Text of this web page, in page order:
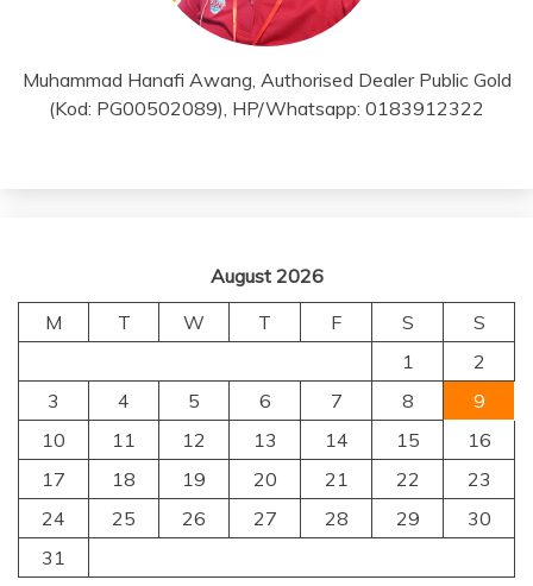
Muhammad Hanafi Awang, Authorised Dealer Public Gold
(Kod: PG00502089), HP/Whatsapp: 0183912322
August 2026
M
T W T F S
S
1
2
3
4 5 6 7 8
9
10
11 12 13 14 15
16
17
18 19 20 21 22
23
24
25 26 27 28 29
30
31